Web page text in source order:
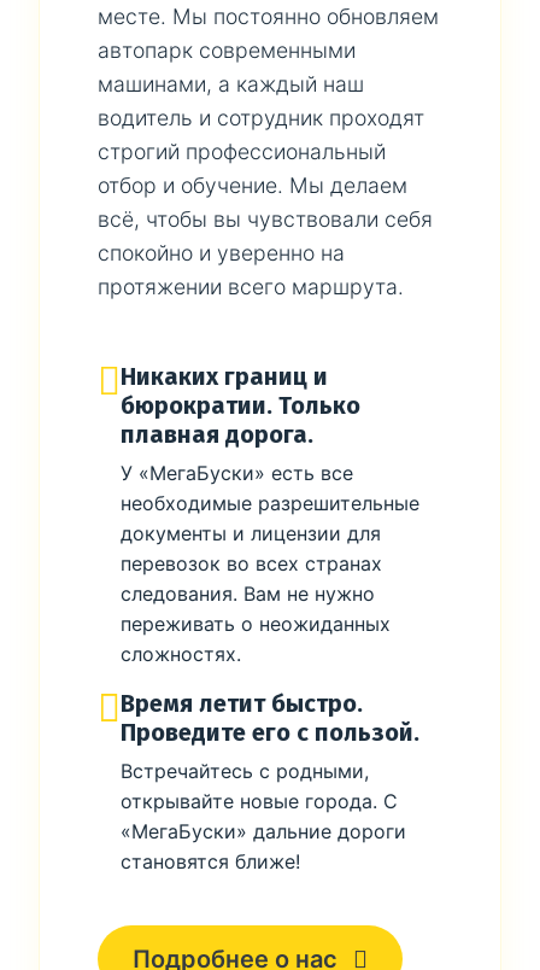
месте. Мы постоянно обновляем
автопарк современными
машинами, а каждый наш
водитель и сотрудник проходят
строгий профессиональный
отбор и обучение. Мы делаем
всё, чтобы вы чувствовали себя
спокойно и уверенно на
протяжении всего маршрута.
Никаких границ и
бюрократии. Только
плавная дорога.
У «МегаБуски» есть все
необходимые разрешительные
документы и лицензии для
перевозок во всех странах
следования. Вам не нужно
переживать о неожиданных
сложностях.
Время летит быстро.
Проведите его с пользой.
Встречайтесь с родными,
открывайте новые города. С
«МегаБуски» дальние дороги
становятся ближе!
Подробнее о нас